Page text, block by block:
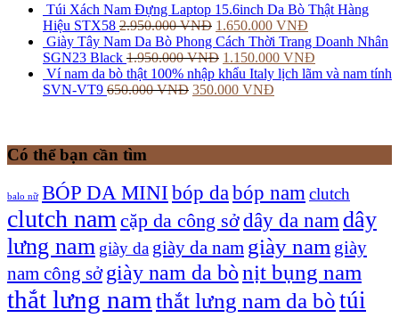
Túi Xách Nam Đựng Laptop 15.6inch Da Bò Thật Hàng
Hiệu STX58 2.950.000VNĐ 1.650.000 VNĐ
Giày Tây Nam Da Bò Phong Cách Thời Trang Doanh Nhân
SGN23 Black 1.950.000VNĐ 1.150.000 VNĐ
Ví nam da bò thật 100% nhập khẩu Italy lịch lãm và nam tính
SVN-VT9 650.000VNĐ 350.000 VNĐ
Có thể bạn cần tìm
balo nữ BÓP DA MINI bóp dabóp namclutch
clutch namcặp da công sởdây da namdây
lưng nam giày da giày da nam giày nam giày
nam công sở giày nam da bònịt bụng nam
thắt lưng nam thắt lưng nam da bòtúi